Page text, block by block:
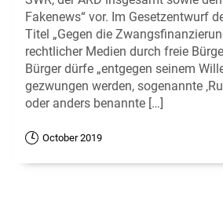
Fakenews“ vor. Im Gesetzentwurf
Titel „Gegen die
rechtlicher Medien durch freie
Bürger dürfe „entgegen seinem
gezwungen werden, sogenannte
oder anders benannte […]
October 2019